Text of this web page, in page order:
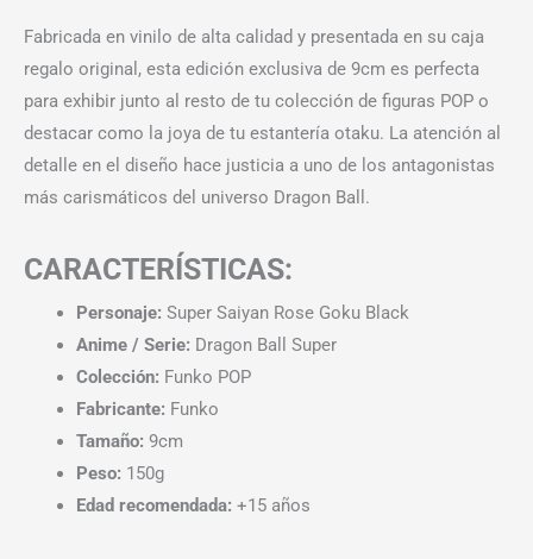
Fabricada en vinilo de alta calidad y presentada en su caja
regalo original, esta edición exclusiva de 9cm es perfecta
para exhibir junto al resto de tu colección de figuras POP o
destacar como la joya de tu estantería otaku. La atención al
detalle en el diseño hace justicia a uno de los antagonistas
más carismáticos del universo Dragon Ball.
CARACTERÍSTICAS:
Personaje: Super Saiyan Rose Goku Black
Anime / Serie: Dragon Ball Super
Colección: Funko POP
Fabricante: Funko
Tamaño: 9cm
Peso: 150g
Edad recomendada: +15 años